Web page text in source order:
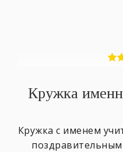
Кружка
Кружка с именем